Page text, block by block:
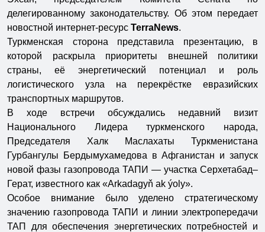
делегированному законодательству. Об этом передает
новостной интернет-ресурс TerraNews.
Туркменская сторона представила презентацию, в
которой раскрыла приоритеты внешней политики
страны, её энергетический потенциал и роль
логистического узла на перекрёстке евразийских
транспортных маршрутов.
В ходе встречи обсуждались недавний визит
Национального Лидера туркменского народа,
Председателя Халк Маслахаты Туркменистана
Гурбангулы Бердымухамедова в Афганистан и запуск
новой фазы газопровода ТАПИ — участка Серхетабад–
Герат, известного как «Arkadagyň ak ýoly».
Особое внимание было уделено стратегическому
значению газопровода ТАПИ и линии электропередачи
ТАП для обеспечения энергетических потребностей и